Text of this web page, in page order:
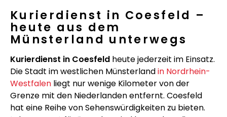
Kurierdienst in Coesfeld –
heute aus dem
Münsterland unterwegs
Kurierdienst in Coesfeld heute jederzeit im Einsatz.
Die Stadt im westlichen Münsterlandin Nordrhein-
Westfalen liegt nur wenige Kilometer von der
Grenze mit den Niederlanden entfernt. Coesfeld
hat eine Reihe von Sehenswürdigkeiten zu bieten.